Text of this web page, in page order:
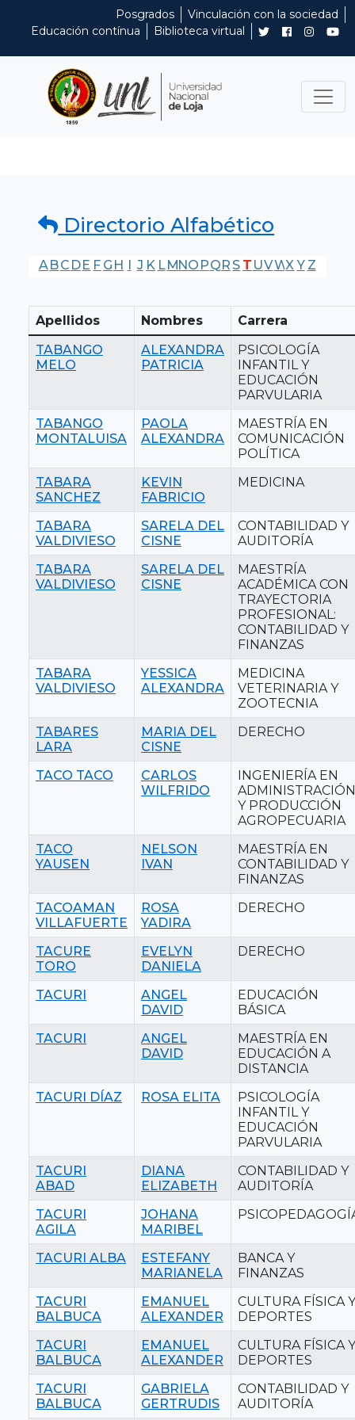
Posgrados
Vinculación con la sociedad
Educación contínua
Biblioteca virtual
Directorio Alfabético
A BC DE F G H I J K LMNO PQR S T UVWX Y Z
Apellidos Nombres
Carrera
TABANGO
MELO
ALEXANDRA
PATRICIA
PSICOLOGÍA
INFANTIL Y
EDUCACIÓN
PARVULARIA
TABANGO
MONTALUISA
PAOLA
ALEXANDRA
MAESTRÍA EN
COMUNICACIÓN
POLÍTICA
TABARA
SANCHEZ
KEVIN
FABRICIO
MEDICINA
TABARA
VALDIVIESO
SARELA DEL
CISNE
CONTABILIDAD Y
AUDITORÍA
TABARA
VALDIVIESO
SARELA DEL
CISNE
MAESTRÍA
ACADÉMICA CON
TRAYECTORIA
PROFESIONAL:
CONTABILIDAD Y
FINANZAS
TABARA
VALDIVIESO
YESSICA
ALEXANDRA
MEDICINA
VETERINARIA Y
ZOOTECNIA
TABARES
LARA
MARIA DEL
CISNE
DERECHO
TACO TACO
CARLOS
WILFRIDO
INGENIERÍA EN
ADMINISTRACIÓN
Y PRODUCCIÓN
AGROPECUARIA
TACO
YAUSEN
NELSON
IVAN
MAESTRÍA EN
CONTABILIDAD Y
FINANZAS
TACOAMAN
VILLAFUERTE
ROSA
YADIRA
DERECHO
TACURE
TORO
EVELYN
DANIELA
DERECHO
TACURI
ANGEL
DAVID
EDUCACIÓN
BÁSICA
TACURI
ANGEL
DAVID
MAESTRÍA EN
EDUCACIÓN A
DISTANCIA
TACURI DÍAZ
ROSA ELITA
PSICOLOGÍA
INFANTIL Y
EDUCACIÓN
PARVULARIA
TACURI
ABAD
DIANA
ELIZABETH
CONTABILIDAD Y
AUDITORÍA
TACURI
AGILA
JOHANA
MARIBEL
TACURI ALBA
ESTEFANY
MARIANELA
BANCA Y
FINANZAS
TACURI
BALBUCA
EMANUEL
ALEXANDER
CULTURA FÍSICA Y
DEPORTES
TACURI
BALBUCA
EMANUEL
ALEXANDER
CULTURA FÍSICA Y
DEPORTES
TACURI
BALBUCA
GABRIELA
GERTRUDIS
CONTABILIDAD Y
AUDITORÍA